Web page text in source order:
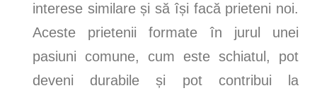
interese similare și să își facă prieteni noi.
Aceste prietenii formate în jurul unei
pasiuni comune, cum este schiatul, pot
deveni durabile și pot contribui la